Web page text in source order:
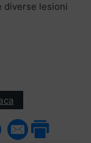
diverse lesioni